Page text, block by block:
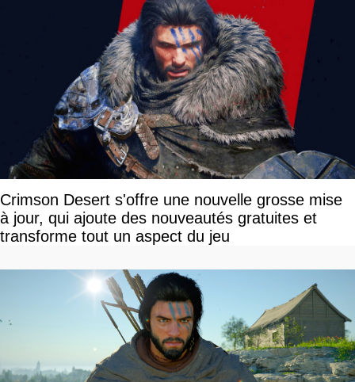
Crimson Desert s'offre une nouvelle grosse mise
à jour, qui ajoute des nouveautés gratuites et
transforme tout un aspect du jeu